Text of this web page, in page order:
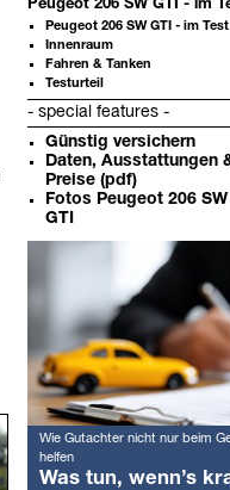
Peugeot 206 SW GTI - im
Peugeot 206 SW GTI - im Test
Innenraum
Fahren & Tanken
Testurteil
- special features -
Günstig versichern
Daten, Ausstattungen
Preise (pdf)
Fotos Peugeot 206 SW
GTI
Weitere
Wie Gutachter nicht nur beim
helfen
Was tun, wenn’s